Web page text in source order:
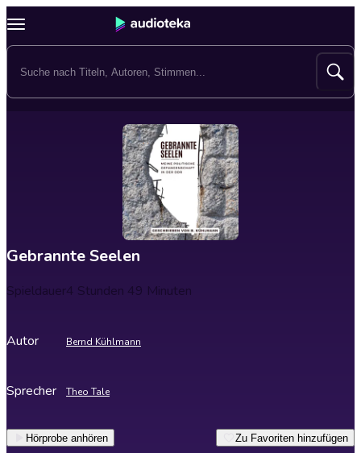
Gebrannte Seelen
Spieldauer4 Stunden 49 Minuten
Autor Bernd Kühlmann
Sprecher Theo Tale
Hörprobe anhören Zu Favoriten hinzufügen